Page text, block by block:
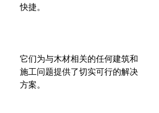
快捷。
它们为与木材相关的任何建筑和
施工问题提供了切实可行的解决
方案。